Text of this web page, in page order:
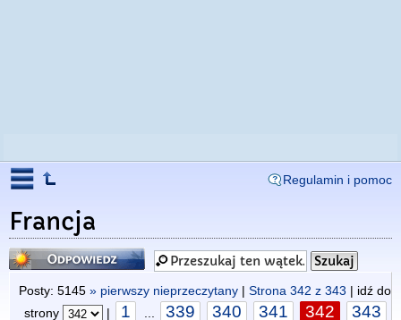
Regulamin i pomoc
Francja
Odpowiedz
Posty: 5145 » pierwszy nieprzeczytany | Strona 342 z 343 | idź do
strony
| 1 339 340 341 342 343